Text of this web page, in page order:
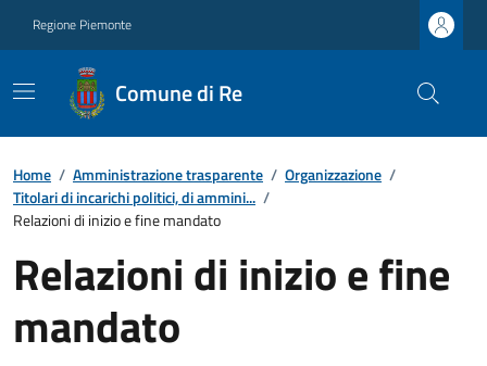
Regione Piemonte
Comune di Re
Home / Amministrazione trasparente / Organizzazione /
Titolari di incarichi politici, di ammini... /
Relazioni di inizio e fine mandato
Relazioni di inizio e fine
mandato